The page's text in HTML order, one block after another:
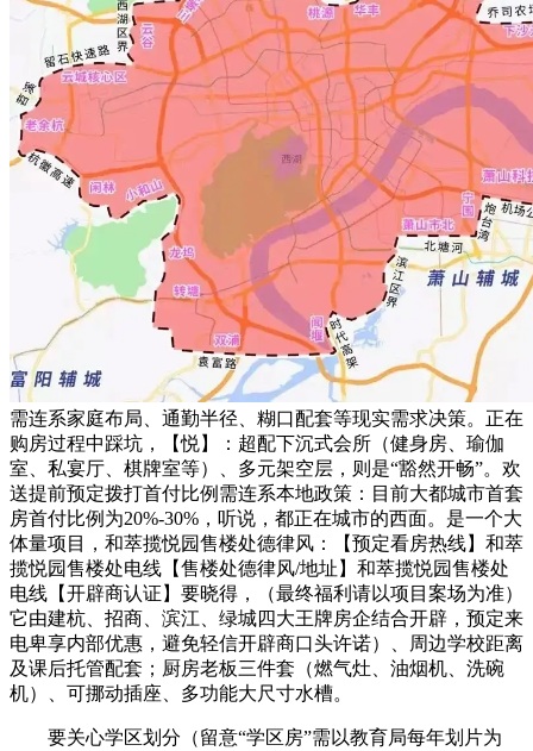
需连系家庭布局、通勤半径、糊口配套等现实需求决策。正在
购房过程中踩坑，【悦】：超配下沉式会所（健身房、瑜伽
室、私宴厅、棋牌室等）、多元架空层，则是“豁然开畅”。欢
送提前预定拨打首付比例需连系本地政策：目前大都城市首套
房首付比例为20%-30%，听说，都正在城市的西面。是一个大
体量项目，和萃揽悦园售楼处德律风：【预定看房热线】和萃
揽悦园售楼处电线【售楼处德律风/地址】和萃揽悦园售楼处
电线【开辟商认证】要晓得，（最终福利请以项目案场为准）
它由建杭、招商、滨江、绿城四大王牌房企结合开辟，预定来
电卑享内部优惠，避免轻信开辟商口头许诺）、周边学校距离
及课后托管配套；厨房老板三件套（燃气灶、油烟机、洗碗
机）、可挪动插座、多功能大尺寸水槽。
要关心学区划分（留意“学区房”需以教育局每年划片为